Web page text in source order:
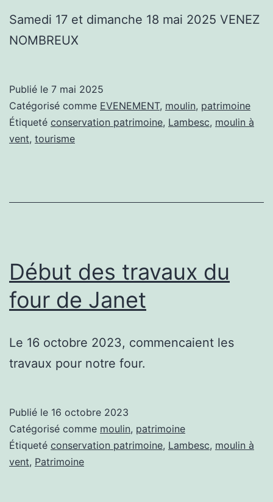
Samedi 17 et dimanche 18 mai 2025 VENEZ
NOMBREUX
Publié le 7 mai 2025
Catégorisé comme EVENEMENT, moulin, patrimoine
Étiqueté conservation patrimoine, Lambesc, moulin à
vent, tourisme
Début des travaux du
four de Janet
Le 16 octobre 2023, commencaient les
travaux pour notre four.
Publié le 16 octobre 2023
Catégorisé comme moulin, patrimoine
Étiqueté conservation patrimoine, Lambesc, moulin à
vent, Patrimoine